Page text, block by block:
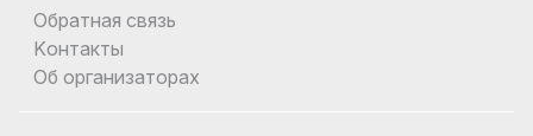
Обратная связь
Kонтакты
Об организаторах